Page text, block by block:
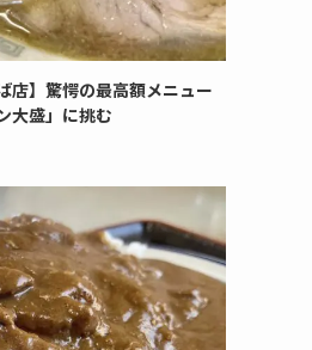
店】驚愕の最高額メニュー
大盛」に挑む